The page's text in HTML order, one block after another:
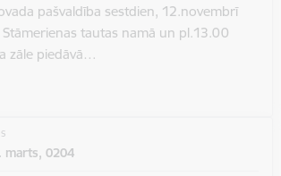
pašvaldība sestdien, 12.novembrī
tautas namā un pl.13.00
zāle piedāvā…
marts, 0204